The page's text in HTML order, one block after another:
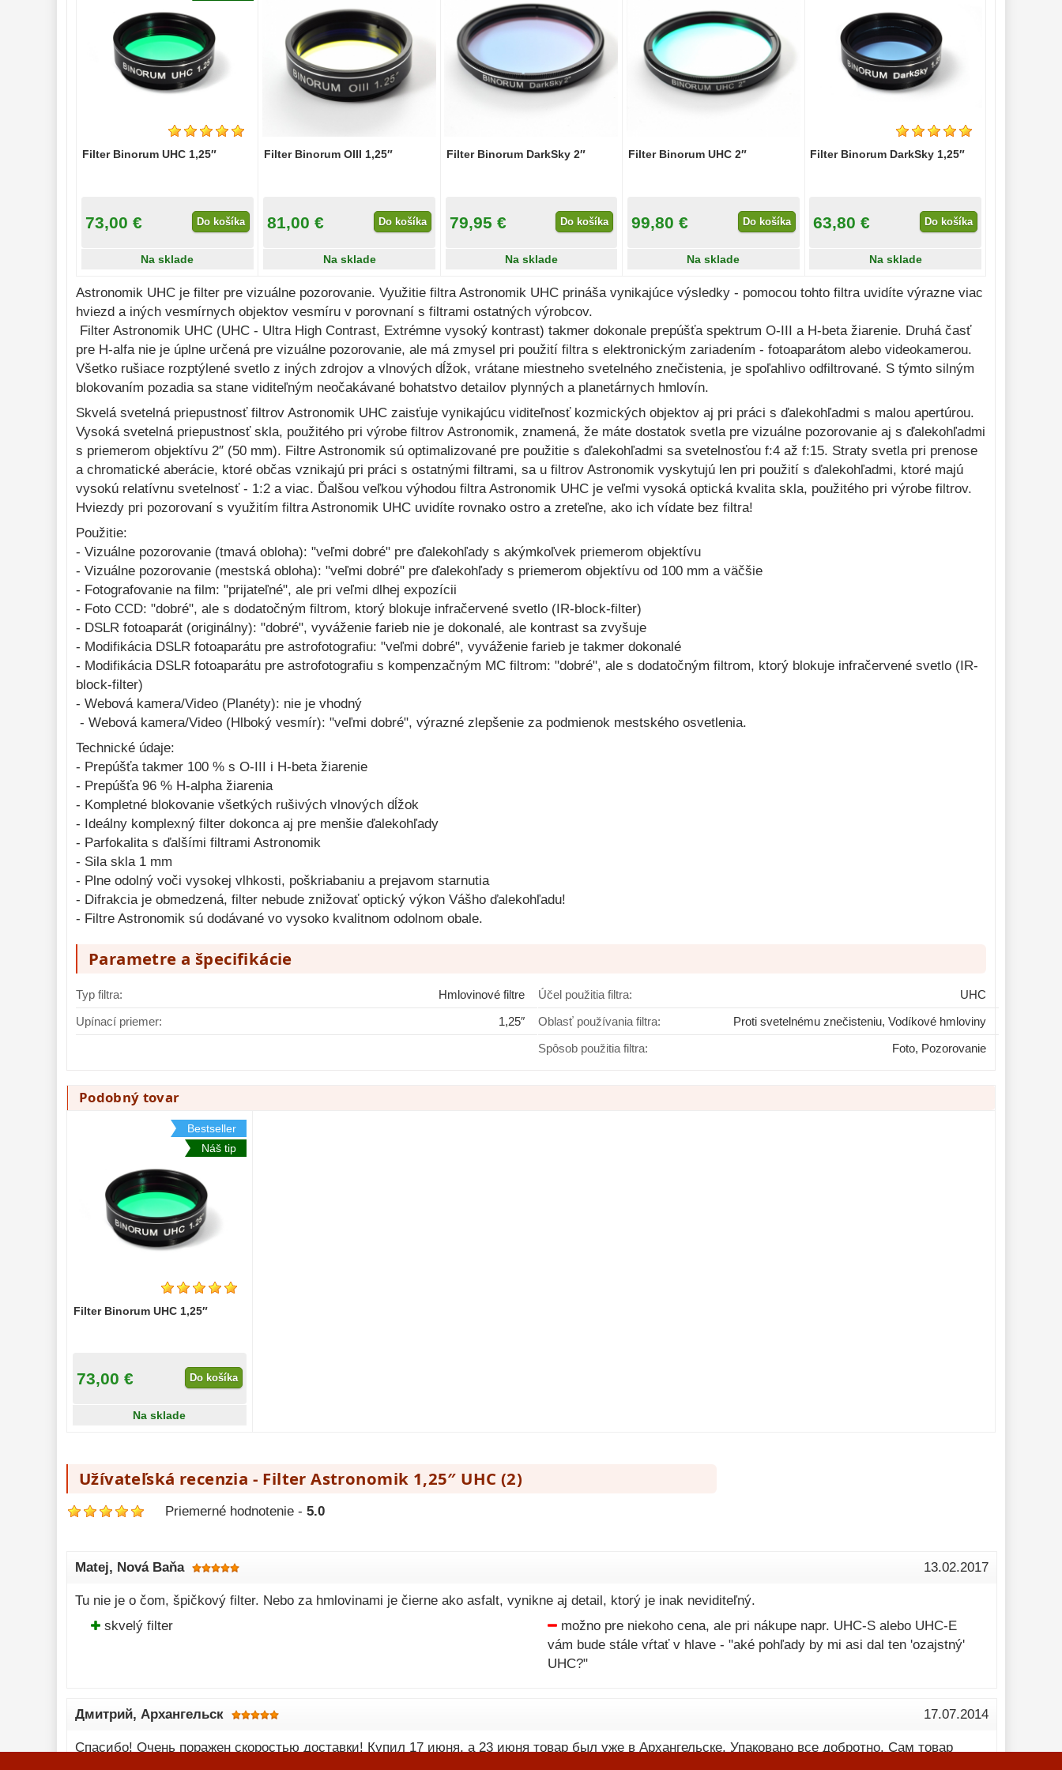
Mikroskopy
Meteostanice 52
Foto stativy 10
Darčekové
Filter Binorum UHC 1,25″
73,00 € Do košíka
Na sklade
Filter Binorum OIII 1,25″
81,00 € Do košíka
Na sklade
Filter Binorum DarkSky 2″
79,95 € Do košíka
Na sklade
Filter Binorum UHC 2″
99,80 € Do košíka
Na sklade
Filter Binorum DarkSky 1,25″
63,80 € Do košíka
Na sklade
Filter Astronomik 1,25″ H-beta
101,00 € Do košíka
Na sklade
Filter TS Optics 1,25″ Premium
O-III
81,20 € Do košíka
Astronomik UHC je filter pre vizuálne pozorovanie. Využitie filtra Astronomik UHC prináša vynikajúce výsledky - pomocou tohto filtra uvidíte výrazne viac
hviezd a iných vesmírnych objektov vesmíru v porovnaní s filtrami ostatných výrobcov.
Filter Astronomik UHC (UHC - Ultra High Contrast, Extrémne vysoký kontrast) takmer dokonale prepúšťa spektrum O-III a H-beta žiarenie. Druhá časť
pre H-alfa nie je úplne určená pre vizuálne pozorovanie, ale má zmysel pri použití filtra s elektronickým zariadením - fotoaparátom alebo videokamerou.
Všetko rušiace rozptýlené svetlo z iných zdrojov a vlnových dĺžok, vrátane miestneho svetelného znečistenia, je spoľahlivo odfiltrované. S týmto silným
blokovaním pozadia sa stane viditeľným neočakávané bohatstvo detailov plynných a planetárnych hmlovín.
Skvelá svetelná priepustnosť filtrov Astronomik UHC zaisťuje vynikajúcu viditeľnosť kozmických objektov aj pri práci s ďalekohľadmi s malou apertúrou.
Vysoká svetelná priepustnosť skla, použitého pri výrobe filtrov Astronomik, znamená, že máte dostatok svetla pre vizuálne pozorovanie aj s ďalekohľadmi
s priemerom objektívu 2″ (50 mm). Filtre Astronomik sú optimalizované pre použitie s ďalekohľadmi sa svetelnosťou f:4 až f:15. Straty svetla pri prenose
a chromatické aberácie, ktoré občas vznikajú pri práci s ostatnými filtrami, sa u filtrov Astronomik vyskytujú len pri použití s ďalekohľadmi, ktoré majú
vysokú relatívnu svetelnosť - 1:2 a viac. Ďalšou veľkou výhodou filtra Astronomik UHC je veľmi vysoká optická kvalita skla, použitého pri výrobe filtrov.
Hviezdy pri pozorovaní s využitím filtra Astronomik UHC uvidíte rovnako ostro a zreteľne, ako ich vídate bez filtra!
Použitie:
- Vizuálne pozorovanie (tmavá obloha): "veľmi dobré" pre ďalekohľady s akýmkoľvek priemerom objektívu
- Vizuálne pozorovanie (mestská obloha): "veľmi dobré" pre ďalekohľady s priemerom objektívu od 100 mm a väčšie
- Fotografovanie na film: "prijateľné", ale pri veľmi dlhej expozícii
- Foto CCD: "dobré", ale s dodatočným filtrom, ktorý blokuje infračervené svetlo (IR-block-filter)
- DSLR fotoaparát (originálny): "dobré", vyváženie farieb nie je dokonalé, ale kontrast sa zvyšuje
- Modifikácia DSLR fotoaparátu pre astrofotografiu: "veľmi dobré", vyváženie farieb je takmer dokonalé
- Modifikácia DSLR fotoaparátu pre astrofotografiu s kompenzačným MC filtrom: "dobré", ale s dodatočným filtrom, ktorý blokuje infračervené svetlo (IR-
block-filter)
- Webová kamera/Video (Planéty): nie je vhodný
- Webová kamera/Video (Hlboký vesmír): "veľmi dobré", výrazné zlepšenie za podmienok mestského osvetlenia.
Technické údaje:
- Prepúšťa takmer 100 % s O-III i H-beta žiarenie
- Prepúšťa 96 % H-alpha žiarenia
- Kompletné blokovanie všetkých rušivých vlnových dĺžok
- Ideálny komplexný filter dokonca aj pre menšie ďalekohľady
- Parfokalita s ďalšími filtrami Astronomik
- Sila skla 1 mm
- Plne odolný voči vysokej vlhkosti, poškriabaniu a prejavom starnutia
- Difrakcia je obmedzená, filter nebude znižovať optický výkon Vášho ďalekohľadu!
- Filtre Astronomik sú dodávané vo vysoko kvalitnom odolnom obale.
Parametre a špecifikácie
Typ filtra:
Hmlovinové filtre
Upínací priemer:
1,25″
Účel použitia filtra:
UHC
Oblasť používania filtra:
Proti svetelnému znečisteniu, Vodíkové hmloviny
Spôsob použitia filtra:
Foto, Pozorovanie
Podobný tovar
Bestseller
Náš tip
Filter Binorum UHC 1,25″
73,00 € Do košíka
Na sklade
Užívateľská recenzia - Filter Astronomik 1,25″ UHC (2)
Priemerné hodnotenie - 5.0
Matej, Nová Baňa 13.02.2017
Tu nie je o čom, špičkový filter. Nebo za hmlovinami je čierne ako asfalt, vynikne aj detail, ktorý je inak neviditeľný.
skvelý filter
možno pre niekoho cena, ale pri nákupe napr. UHC-S alebo UHC-E
vám bude stále vŕtať v hlave - "aké pohľady by mi asi dal ten 'ozajstný'
UHC?"
Дмитрий, Архангельск 17.07.2014
Спасибо! Очень поражен скоростью доставки! Купил 17 июня, а 23 июня товар был уже в Архангельске. Упаковано все добротно. Сам товар